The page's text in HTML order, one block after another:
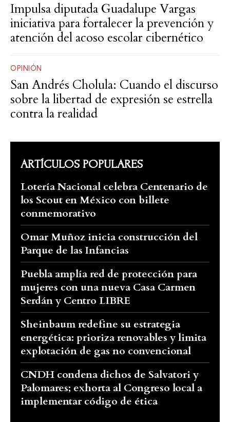
Impulsa diputada Guadalupe Vargas
iniciativa para fortalecer la prevención y
atención del acoso escolar cibernético
OPINIÓN
San Andrés Cholula: Cuando el discurso
sobre la libertad de expresión se estrella
contra la realidad
ARTÍCULOS POPULARES
Lotería Nacional celebra Centenario de
los Scout en México con billete
conmemorativo
Omar Muñoz inicia construcción del
Parque de las Infancias
Puebla amplía red de protección para
mujeres con una nueva Casa Carmen
Serdán y Centro LIBRE
Sheinbaum redefine su estrategia
energética: prioriza renovables y limita
explotación de gas no convencional
CNDH condena dichos de Salvatori y
Palomares; exhorta al Congreso local a
implementar código de ética